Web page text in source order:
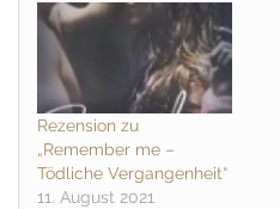
Rezension zu
„Remember me –
Tödliche Vergangenheit“
11. August 2021